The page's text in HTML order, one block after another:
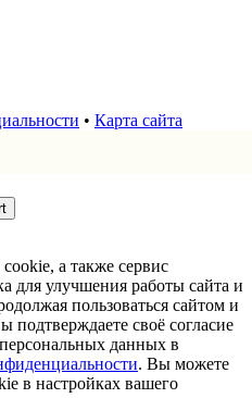
• Карта сайта
а также сервис
для улучшения работы сайта и
пользоваться сайтом и
своё согласие
данных в
. Вы можете
в настройках вашего